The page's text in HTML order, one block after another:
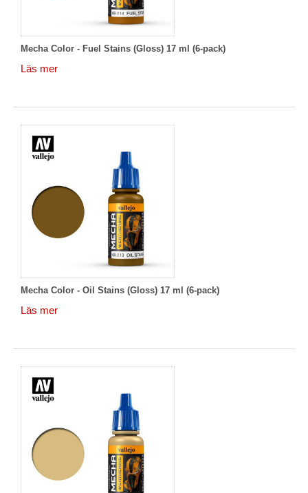
Mecha Color - Fuel Stains (Gloss) 17 ml (6-pack)
Läs mer
Mecha Color - Oil Stains (Gloss) 17 ml (6-pack)
Läs mer